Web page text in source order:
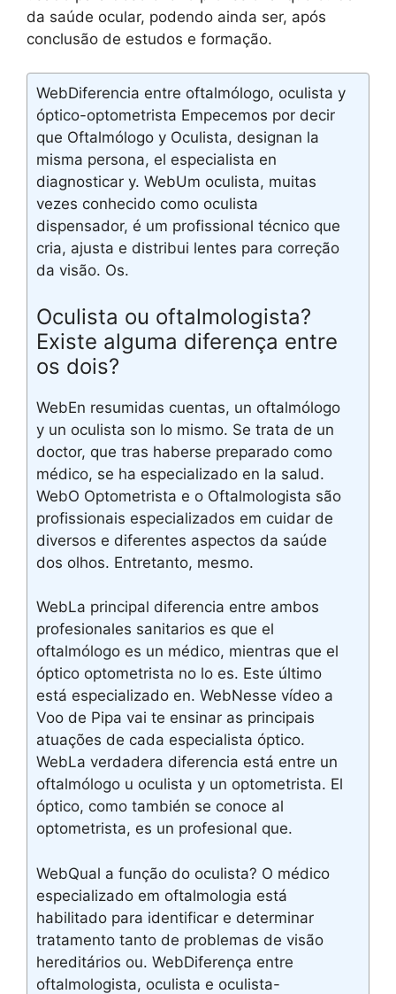
da saúde ocular, podendo ainda ser, após
conclusão de estudos e formação.
WebDiferencia entre oftalmólogo, oculista y
óptico-optometrista Empecemos por decir
que Oftalmólogo y Oculista, designan la
misma persona, el especialista en
diagnosticar y. WebUm oculista, muitas
vezes conhecido como oculista
dispensador, é um profissional técnico que
cria, ajusta e distribui lentes para correção
da visão. Os.
Oculista ou oftalmologista?
Existe alguma diferença entre
os dois?
WebEn resumidas cuentas, un oftalmólogo
y un oculista son lo mismo. Se trata de un
doctor, que tras haberse preparado como
médico, se ha especializado en la salud.
WebO Optometrista e o Oftalmologista são
profissionais especializados em cuidar de
diversos e diferentes aspectos da saúde
dos olhos. Entretanto, mesmo.
WebLa principal diferencia entre ambos
profesionales sanitarios es que el
oftalmólogo es un médico, mientras que el
óptico optometrista no lo es. Este último
está especializado en. WebNesse vídeo a
Voo de Pipa vai te ensinar as principais
atuações de cada especialista óptico.
WebLa verdadera diferencia está entre un
oftalmólogo u oculista y un optometrista. El
óptico, como también se conoce al
optometrista, es un profesional que.
WebQual a função do oculista? O médico
especializado em oftalmologia está
habilitado para identificar e determinar
tratamento tanto de problemas de visão
hereditários ou. WebDiferença entre
oftalmologista, oculista e oculista-